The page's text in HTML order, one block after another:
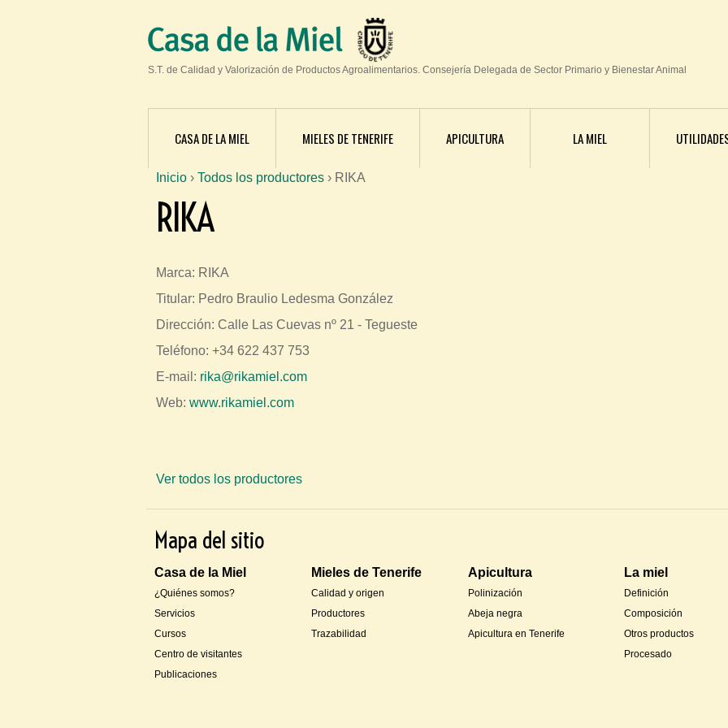
S.T. de Calidad y Valorización de Productos Agroalimentarios. Consejería Delegada de Sector Primario y Bienestar Animal
CASA DE LA MIEL MIELES DE TENERIFE APICULTURA LA MIEL
S
e
n
c
u
e
n
t
r
s
d
a
q
u
í
Inicio › Todos los productores › RIKA
RIKA
Marca: RIKA
Titular: Pedro Braulio Ledesma González
Dirección: Calle Las Cuevas nº 21 - Tegueste
Teléfono: +34 622 437 753
E-mail: rika@rikamiel.com
Web: www.rikamiel.com
Ver todos los productores
Mapa del sitio
Casa de la Miel
¿Quiénes somos?
Servicios
Cursos
Centro de visitantes
Publicaciones
Mieles de Tenerife
Calidad y origen
Productores
Trazabilidad
Apicultura
Polinización
Abeja negra
Apicultura en Tenerife
La miel
Definición
Composición
Otros productos
Procesado